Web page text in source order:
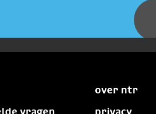
vragen
over ntr
privacy